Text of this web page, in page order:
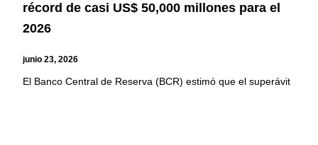
récord de casi US$ 50,000 millones para el
2026
junio 23, 2026
El Banco Central de Reserva (BCR) estimó que el superávit